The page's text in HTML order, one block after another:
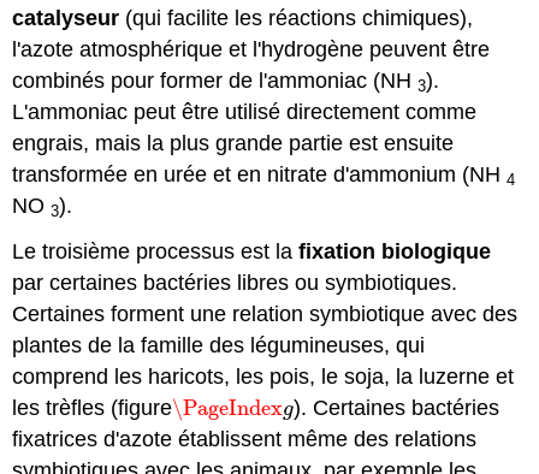
catalyseur (qui facilite les réactions chimiques),
l'azote atmosphérique et l'hydrogène peuvent être
combinés pour former de l'ammoniac (NH3).
L'ammoniac peut être utilisé directement comme
engrais, mais la plus grande partie est ensuite
transformée en urée et en nitrate d'ammonium (NH 4
NO3).
Le troisième processus est lafixation biologique
par certaines bactéries libres ou symbiotiques.
Certaines forment une relation symbiotique avec des
plantes de la famille des légumineuses, qui
comprend les haricots, les pois, le soja, la luzerne et
les trèfles (figure\PageIndexg
\PageIndexg). Certaines bactéries
fixatrices d'azote établissent même des relations